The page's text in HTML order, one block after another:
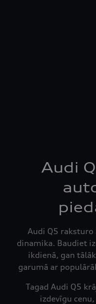
Audi
Audi Q5 raksturo
dinamika. Baudiet
ikdienā, gan
garumā ar
Tagad Audi Q5
izdevīgu